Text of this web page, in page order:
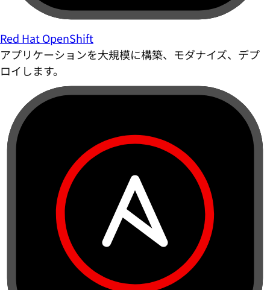
Red Hat OpenShift
アプリケーションを大規模に構築、モダナイズ、デプ
ロイします。